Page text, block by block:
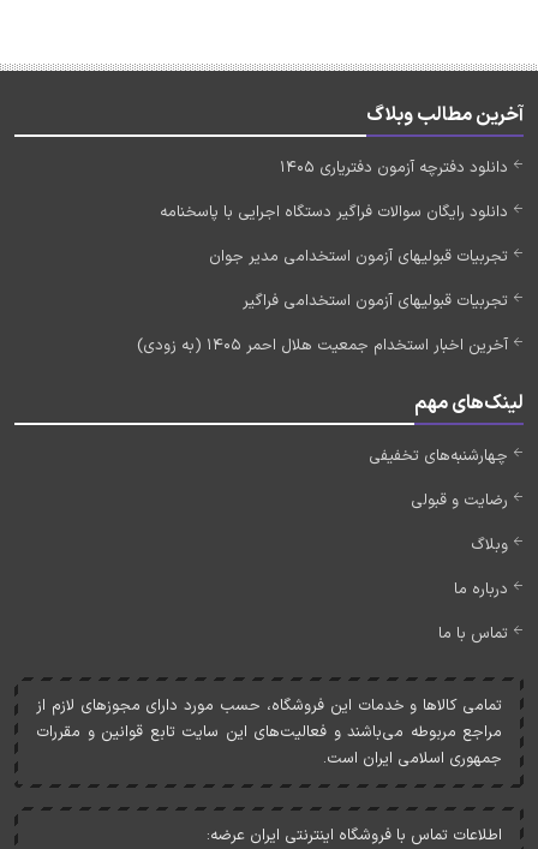
آخرین مطالب وبلاگ
دانلود دفترچه آزمون دفتریاری 1405
دانلود رایگان سوالات فراگیر دستگاه اجرایی با پاسخنامه
تجربیات قبولیهای آزمون استخدامی مدیر جوان
تجربیات قبولیهای آزمون استخدامی فراگیر
آخرین اخبار استخدام جمعیت هلال احمر 1405 (به زودی)
لینک‌های مهم
چهارشنبه‌های تخفیفی
رضایت و قبولی
وبلاگ
درباره ما
تماس با ما
تمامی کالاها و خدمات اين فروشگاه، حسب مورد دارای مجوزهای لازم از
مراجع مربوطه می‌باشند و فعاليت‌های اين سايت تابع قوانين و مقررات
جمهوری اسلامی ايران است.
اطلاعات تماس با فروشگاه اینترنتی ایران عرضه: